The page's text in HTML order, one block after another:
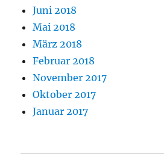
Juni 2018
Mai 2018
März 2018
Februar 2018
November 2017
Oktober 2017
Januar 2017